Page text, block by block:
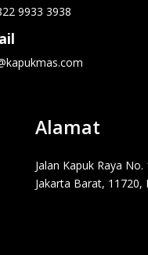
9933 3938
Alamat
Jalan Kapuk Raya
Jakarta Barat, 11720,